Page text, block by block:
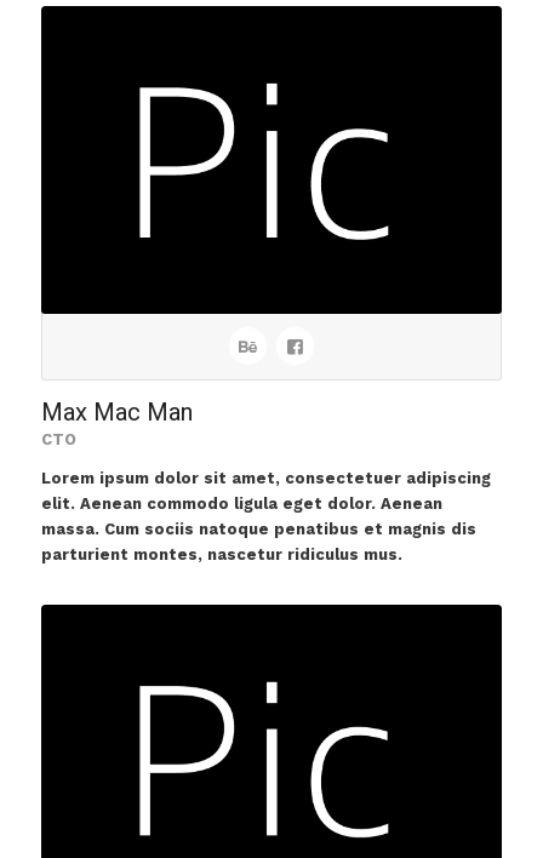
Max Mac Man
CTO
Lorem ipsum dolor sit amet, consectetuer adipiscing
elit. Aenean commodo ligula eget dolor. Aenean
massa. Cum sociis natoque penatibus et magnis dis
parturient montes, nascetur ridiculus mus.